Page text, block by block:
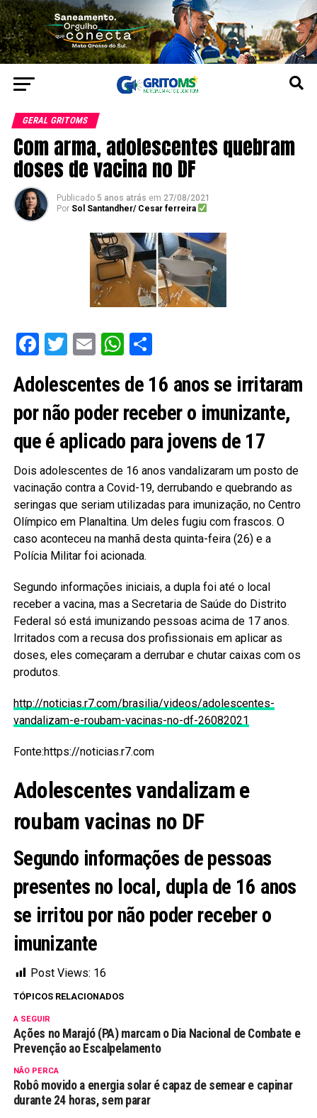
GERAL GRITOMS
Com arma, adolescentes quebram
doses de vacina no DF
Publicado 5 anos atrás em 27/08/2021
Por Sol Santandher/ Cesar ferreira
Facebook
Twitter
EmailWhatsApp
Share
Adolescentes de 16 anos se irritaram
por não poder receber o imunizante,
que é aplicado para jovens de 17
Dois adolescentes de 16 anos vandalizaram um posto de
vacinação contra a Covid-19, derrubando e quebrando as
seringas que seriam utilizadas para imunização, no Centro
Olímpico em Planaltina. Um deles fugiu com frascos. O
caso aconteceu na manhã desta quinta-feira (26) e a
Polícia Militar foi acionada.
Segundo informações iniciais, a dupla foi até o local
receber a vacina, mas a Secretaria de Saúde do Distrito
Federal só está imunizando pessoas acima de 17 anos.
Irritados com a recusa dos profissionais em aplicar as
doses, eles começaram a derrubar e chutar caixas com os
produtos.
http://noticias.r7.com/brasilia/videos/adolescentes-
vandalizam-e-roubam-vacinas-no-df-26082021
Fonte:https://noticias.r7.com
Adolescentes vandalizam e
roubam vacinas no DF
Segundo informações de pessoas
presentes no local, dupla de 16 anos
se irritou por não poder receber o
imunizante
Post Views: 16
TÓPICOS RELACIONADOS
A SEGUIR
Ações no Marajó (PA) marcam o Dia Nacional de Combate e
Prevenção ao Escalpelamento
NÃO PERCA
Robô movido a energia solar é capaz de semear e capinar
durante 24 horas, sem parar